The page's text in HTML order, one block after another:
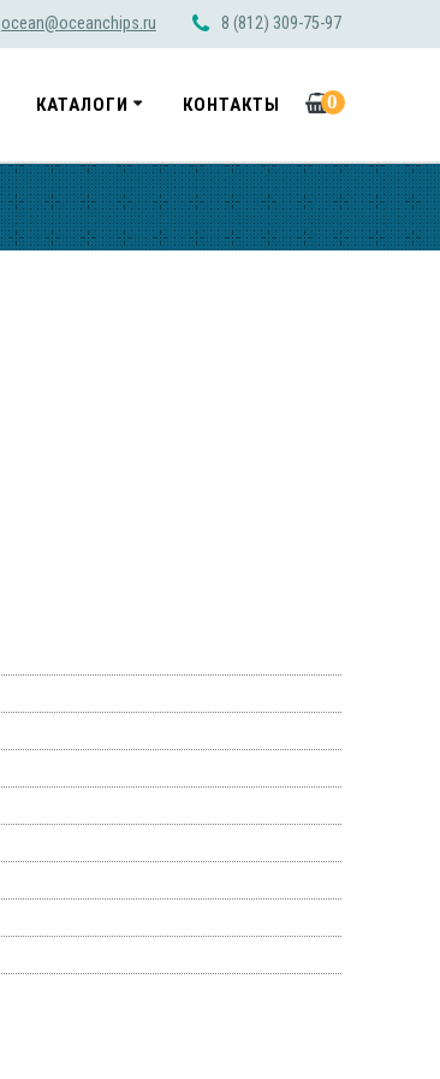
ocean@oceanchips.ru 8 (812) 309-75-97
КАТАЛОГИ КОНТАКТЫ 0